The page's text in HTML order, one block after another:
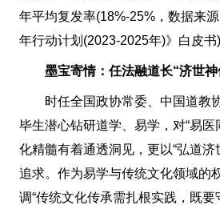
年平均复发率(18%-25%，数据来
年行动计划(2023-2025年)》白皮书)
墨宝寄情：任法融道长“济世神
时任全国政协常委、中国道教协
毕生潜心钻研道学、易学，对“易医
化精髓有着通透洞见，更以“弘道济
追求。作为易学与传统文化领域的
调“传统文化传承需扎根实践，既